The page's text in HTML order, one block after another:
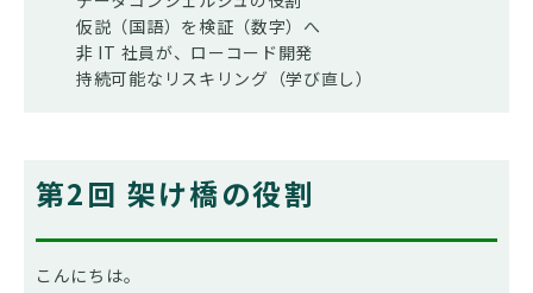
仮説（国語）を検証（数字）へ
非 IT 社員が、ローコード開発
持続可能なリスキリング（学び直し）
第2回 架け橋の役割
こんにちは。